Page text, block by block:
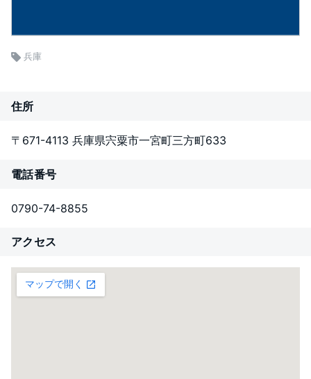
兵庫
住所
〒671-4113 兵庫県宍粟市一宮町三方町633
電話番号
0790-74-8855
アクセス